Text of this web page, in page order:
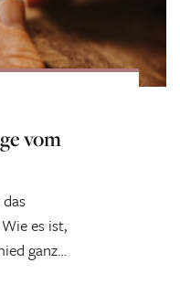
vom
es ist,
ganz